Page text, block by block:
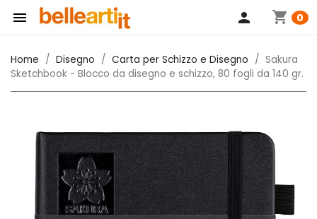
 shopping_cart 0
person
Home Disegno Carta per Schizzo e Disegno
Sakura
Sketchbook - Blocco da disegno e schizzo, 80 fogli da 140 gr.